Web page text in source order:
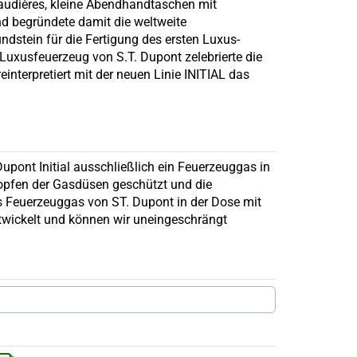
kleine Abendhandtaschen mit
begründete damit die weltweite
für die Fertigung des ersten Luxus-
von S.T. Dupont zelebrierte die
mit der neuen Linie INITIAL das
Initial ausschließlich ein Feuerzeuggas in
der Gasdüsen geschützt und die
von ST. Dupont in der Dose mit
und können wir uneingeschrängt